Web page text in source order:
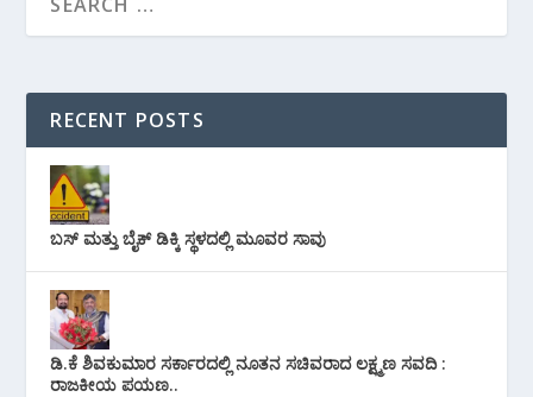
RECENT POSTS
ಬಸ್ ಮತ್ತು ಬೈಕ್ ಡಿಕ್ಕಿ ಸ್ಥಳದಲ್ಲಿ ಮೂವರ ಸಾವು
ಡಿ.ಕೆ ಶಿವಕುಮಾರ ಸರ್ಕಾರದಲ್ಲಿ ನೂತನ ಸಚಿವರಾದ ಲಕ್ಷ್ಮಣ ಸವದಿ :
ರಾಜಕೀಯ ಪಯಣ..